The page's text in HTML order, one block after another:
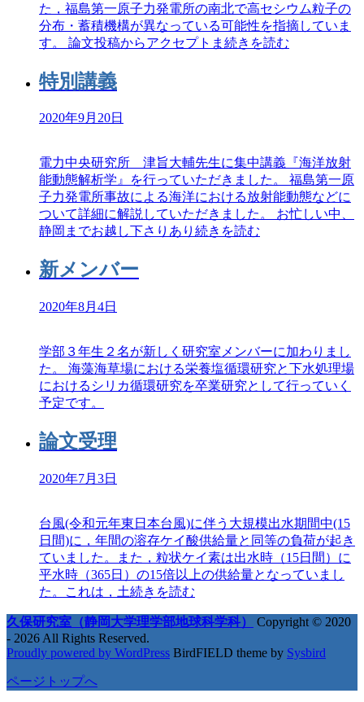
た，福島第一原子力発電所の南北で高セシウム粒子の
分布・蓄積機構が異なっている可能性を指摘していま
す。 論文投稿からアクセプトま 続きを読む
特別講義
2020年9月20日
電力中央研究所 津旨大輔先生に集中講義『海洋放射
能動態解析学』を行っていただきました。 福島第一原
子力発電所事故による海洋における放射能動態などに
ついて詳細に解説していただきました。 お忙しい中、
静岡までお越し下さりあり 続きを読む
新メンバー
2020年8月4日
学部３年生２名が新しく研究室メンバーに加わりまし
た。 海藻海草場における栄養塩循環研究と下水処理場
におけるシリカ循環研究を卒業研究として行っていく
予定です。
論文受理
2020年7月3日
台風(令和元年東日本台風)に伴う大規模出水期間中(15
日間)に，年間の溶存ケイ酸供給量と同等の負荷が起き
ていました。また，粒状ケイ素は出水時（15日間）に
平水時（365日）の15倍以上の供給量となっていまし
た。これは，土続きを読む
久保研究室（静岡大学理学部地球科学科）
Copyright © 2020
- 2026 All Rights Reserved.
Proudly powered by WordPress BirdFIELD theme by Sysbird
ページトップへ